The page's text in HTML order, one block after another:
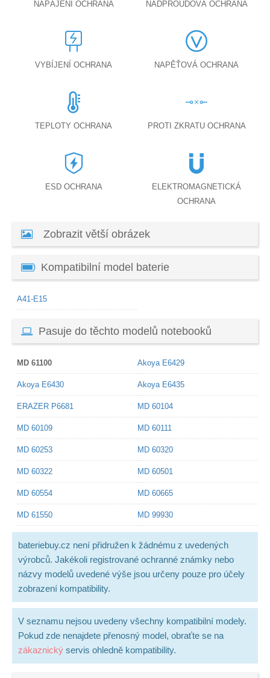
NAPÁJENÍ OCHRANA NADPROUDOVÁ OCHRANA
VYBÍJENÍ OCHRANA NAPĚŤOVÁ OCHRANA
TEPLOTY OCHRANA PROTI ZKRATU OCHRANA
ESD OCHRANA
ELEKTROMAGNETICKÁ
OCHRANA
Zobrazit větší obrázek
Kompatibilní model baterie
A41-E15
Pasuje do těchto modelů notebooků
MD 61100 Akoya E6429
Akoya E6430 Akoya E6435
ERAZER P6681 MD 60104
MD 60109 MD 60111
MD 60253 MD 60320
MD 60322 MD 60501
MD 60554 MD 60665
MD 61550 MD 99930
bateriebuy.cz není přidružen k žádnému z uvedených
výrobců. Jakékoli registrované ochranné známky nebo
názvy modelů uvedené výše jsou určeny pouze pro účely
zobrazení kompatibility.
V seznamu nejsou uvedeny všechny kompatibilní modely.
Pokud zde nenajdete přenosný model, obraťte se na
zákaznický servis ohledně kompatibility.